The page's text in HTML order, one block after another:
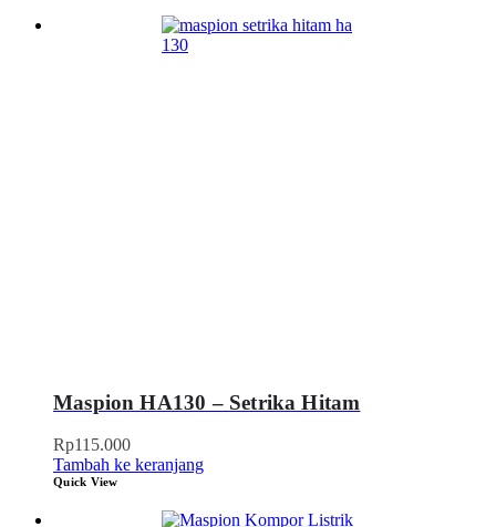
Maspion HA130 – Setrika Hitam
Rp115.000
Tambah ke keranjang
Quick View